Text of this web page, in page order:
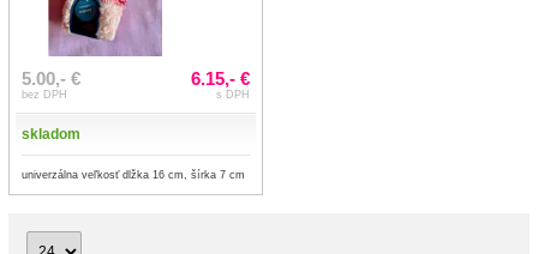
5.00,- €
bez DPH
6.15,- €
s DPH
skladom
univerzálna veľkosť dlžka 16 cm, šírka 7 cm